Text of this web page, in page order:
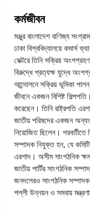
কর্মজীবন
মঞ্জুর বাংলাদেশ বাণিজ্য
ঢাকা বিশ্ববিদ্যালয়ে কমার্স
সেক্টরে তিনি সক্রিয়
বিরুদ্ধে প্রত্যক্ষ যুদ্ধে
আন্দোলনে সক্রিয় ভূমিকা
জীবনে একজন বিশিষ্ট
করেছেন। তিনি রাষ্ট্রপতি
জাতীয় পরিষদের একজন
নিয়োজিত ছিলেন। পরবর্তীতে
সম্পাদক নিযুক্ত হন, যে
এরশাদ। অসীম সাংগঠনিক
জাতীয় পার্টির সাংগঠনিক
জনদলেরও সাংগঠনিক
পল্লী উন্নয়ন ও সমবায়